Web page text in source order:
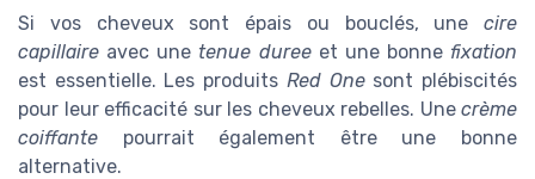
Si vos cheveux sont épais ou bouclés, une cire
capillaire avec une tenue dureeet une bonne fixation
est essentielle. Les produits Red Onesont plébiscités
pour leur efficacité sur les cheveux rebelles. Une crème
coiffante pourrait également être une bonne
alternative.